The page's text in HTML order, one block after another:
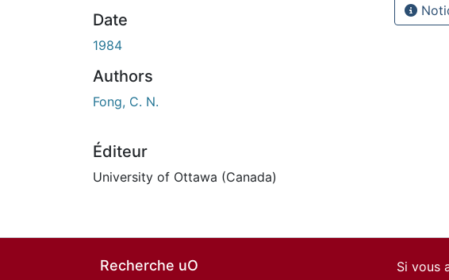
Date
1984
Authors
Fong, C. N.
Éditeur
University of Ottawa (Canada)
Recherche uO
Si vous